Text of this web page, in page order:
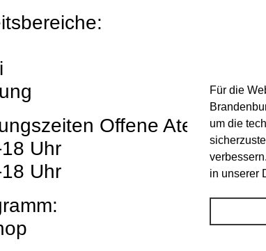
Offene Ateliers
Uhr
Uhr
Für die
um die
in unserer